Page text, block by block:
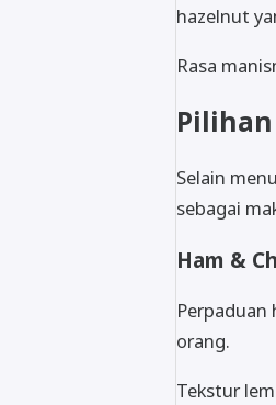
hazelnut
Rasa
Selain
sebagai
Ham &
Perpaduan
orang.
Tekstur